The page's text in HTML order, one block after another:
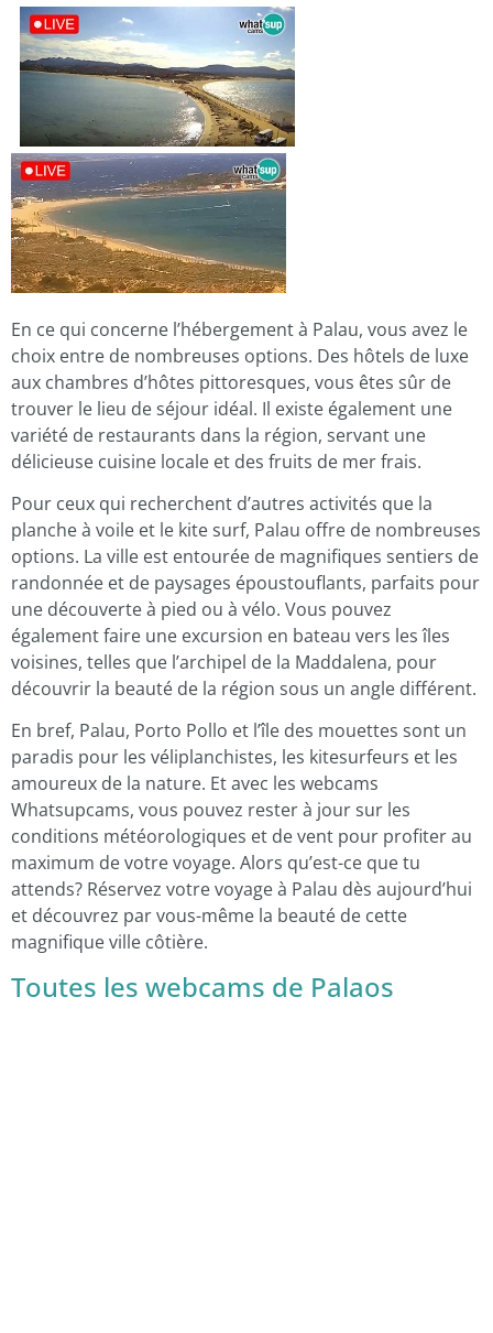
En ce qui concerne l’hébergement à Palau, vous avez le
choix entre de nombreuses options. Des hôtels de luxe
aux chambres d’hôtes pittoresques, vous êtes sûr de
trouver le lieu de séjour idéal. Il existe également une
variété de restaurants dans la région, servant une
délicieuse cuisine locale et des fruits de mer frais.
Pour ceux qui recherchent d’autres activités que la
planche à voile et le kite surf, Palau offre de nombreuses
options. La ville est entourée de magnifiques sentiers de
randonnée et de paysages époustouflants, parfaits pour
une découverte à pied ou à vélo. Vous pouvez
également faire une excursion en bateau vers les îles
voisines, telles que l’archipel de la Maddalena, pour
découvrir la beauté de la région sous un angle différent.
En bref, Palau, Porto Pollo et l’île des mouettes sont un
paradis pour les véliplanchistes, les kitesurfeurs et les
amoureux de la nature. Et avec les webcams
Whatsupcams, vous pouvez rester à jour sur les
conditions météorologiques et de vent pour profiter au
maximum de votre voyage. Alors qu’est-ce que tu
attends? Réservez votre voyage à Palau dès aujourd’hui
et découvrez par vous-même la beauté de cette
magnifique ville côtière.
Toutes les webcams de Palaos